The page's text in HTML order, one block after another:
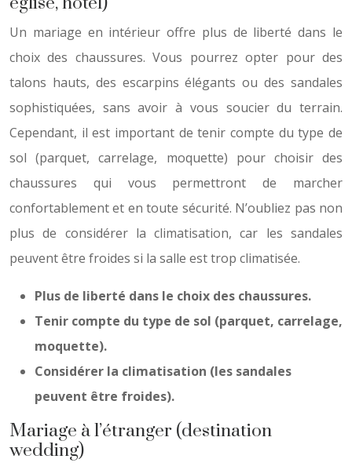
Un mariage en intérieur offre plus de liberté dans le
choix des chaussures. Vous pourrez opter pour des
talons hauts, des escarpins élégants ou des sandales
sophistiquées, sans avoir à vous soucier du terrain.
Cependant, il est important de tenir compte du type de
sol (parquet, carrelage, moquette) pour choisir des
chaussures qui vous permettront de marcher
confortablement et en toute sécurité. N’oubliez pas non
plus de considérer la climatisation, car les sandales
peuvent être froides si la salle est trop climatisée.
Plus de liberté dans le choix des chaussures.
Tenir compte du type de sol (parquet, carrelage,
moquette).
Considérer la climatisation (les sandales
peuvent être froides).
Mariage à l’étranger (destination
wedding)